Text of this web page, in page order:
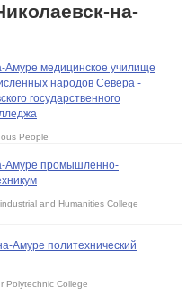
на-
Амуре медицинское училище
народов Севера -
государственного
People
Амуре промышленно-
and Humanities College
Амуре политехнический
Polytechnic College